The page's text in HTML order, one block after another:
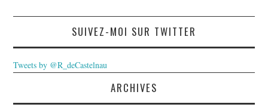
SUIVEZ-MOI SUR TWITTER
Tweets by @R_deCastelnau
ARCHIVES